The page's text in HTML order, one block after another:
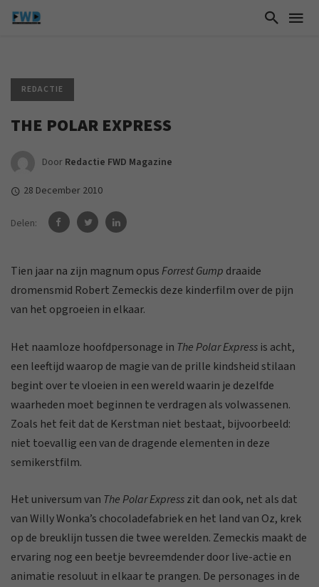
REDACTIE
THE POLAR EXPRESS
Door Redactie FWD Magazine
28 December 2010
Delen:
Tien jaar na zijn magnum opusForrest Gump draaide
dromensmid Robert Zemeckis deze kinderfilm over de pijn
van het opgroeien in elkaar.
Het naamloze hoofdpersonage in The Polar Express is acht,
een leeftijd waarop de magie van de prille kindsheid stilaan
begint over te vloeien in een wereld waarin je dezelfde
waarheden moet beginnen te verdragen als volwassenen.
Zoals het feit dat de Kerstman niet bestaat, bijvoorbeeld:
niet toevallig een van de dragende elementen in deze
semikerstfilm.
Het universum van The Polar Expresszit dan ook, net als dat
van Willy Wonka’s chocoladefabriek en het land van Oz, krek
op de breuklijn tussen die twee werelden. Zemeckis maakt de
ervaring nog een beetje bevreemdender door live-actie en
animatie resoluut in elkaar te prangen. De personages in de